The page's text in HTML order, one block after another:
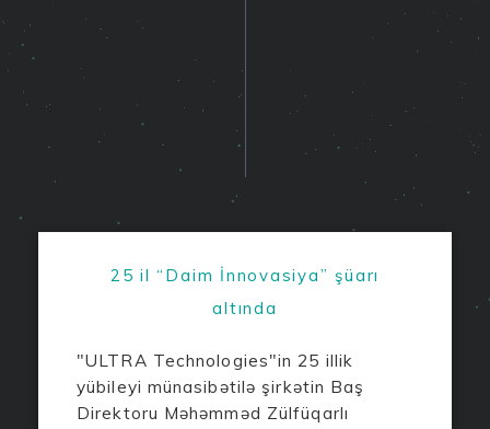
25 il “Daim İnnovasiya” şüarı
altında
"ULTRA Technologies"in 25 illik
yübileyi münasibətilə şirkətin Baş
Direktoru Məhəmməd Zülfüqarlı